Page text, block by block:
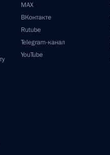
MAX
ВКонтакте
Rutube
Telegram-канал
YouTube